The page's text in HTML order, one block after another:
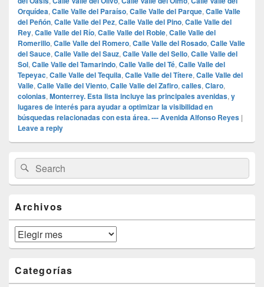
Orquídea, Calle Valle del Paraíso, Calle Valle del Parque, Calle Valle
del Peñón, Calle Valle del Pez, Calle Valle del Pino, Calle Valle del
Rey, Calle Valle del Río, Calle Valle del Roble, Calle Valle del
Romerillo, Calle Valle del Romero, Calle Valle del Rosado, Calle Valle
del Sauce, Calle Valle del Sauz, Calle Valle del Sello, Calle Valle del
Sol, Calle Valle del Tamarindo, Calle Valle del Té, Calle Valle del
Tepeyac, Calle Valle del Tequila, Calle Valle del Títere, Calle Valle del
Valle, Calle Valle del Viento, Calle Valle del Zafiro, calles, Claro,
colonias, Monterrey. Esta lista incluye las principales avenidas, y
lugares de interés para ayudar a optimizar la visibilidad en
búsquedas relacionadas con esta área. --- Avenida Alfonso Reyes |
Leave a reply
Primary
Sidebar
Widget
Area
Search
for:
Search
Archivos
Archivos
Categorías